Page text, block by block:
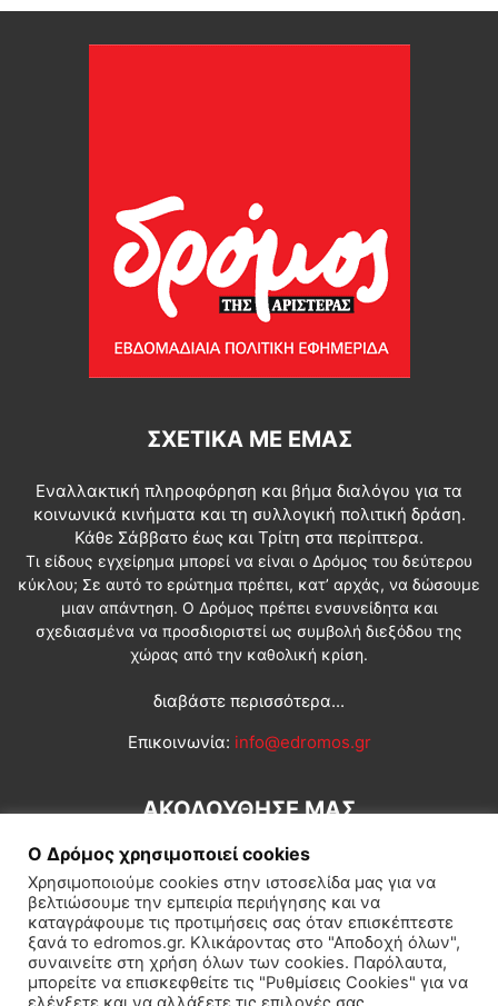
ΣΧΕΤΙΚΆ ΜΕ ΕΜΆΣ
Εναλλακτική πληροφόρηση και βήμα διαλόγου για τα
κοινωνικά κινήματα και τη συλλογική πολιτική δράση.
Κάθε Σάββατο έως και Τρίτη στα περίπτερα.
Τι είδους εγχείρημα μπορεί να είναι ο Δρόμος του δεύτερου
κύκλου; Σε αυτό το ερώτημα πρέπει, κατ’ αρχάς, να δώσουμε
μιαν απάντηση. Ο Δρόμος πρέπει ενσυνείδητα και
σχεδιασμένα να προσδιοριστεί ως συμβολή διεξόδου της
χώρας από την καθολική κρίση.
διαβάστε περισσότερα...
Επικοινωνία: info@edromos.gr
ΑΚΟΛΟΥΘΗΣΕ ΜΑΣ
Εγγραφή συνδρομητή Πολιτική Διεθνή Κοινωνία
Ο Δρόμος χρησιμοποιεί cookies
Χρησιμοποιούμε cookies στην ιστοσελίδα μας για να
βελτιώσουμε την εμπειρία περιήγησης και να
καταγράφουμε τις προτιμήσεις σας όταν επισκέπτεστε
ξανά το edromos.gr. Κλικάροντας στο "Αποδοχή όλων",
συναινείτε στη χρήση όλων των cookies. Παρόλαυτα,
μπορείτε να επισκεφθείτε τις "Ρυθμίσεις Cookies" για να